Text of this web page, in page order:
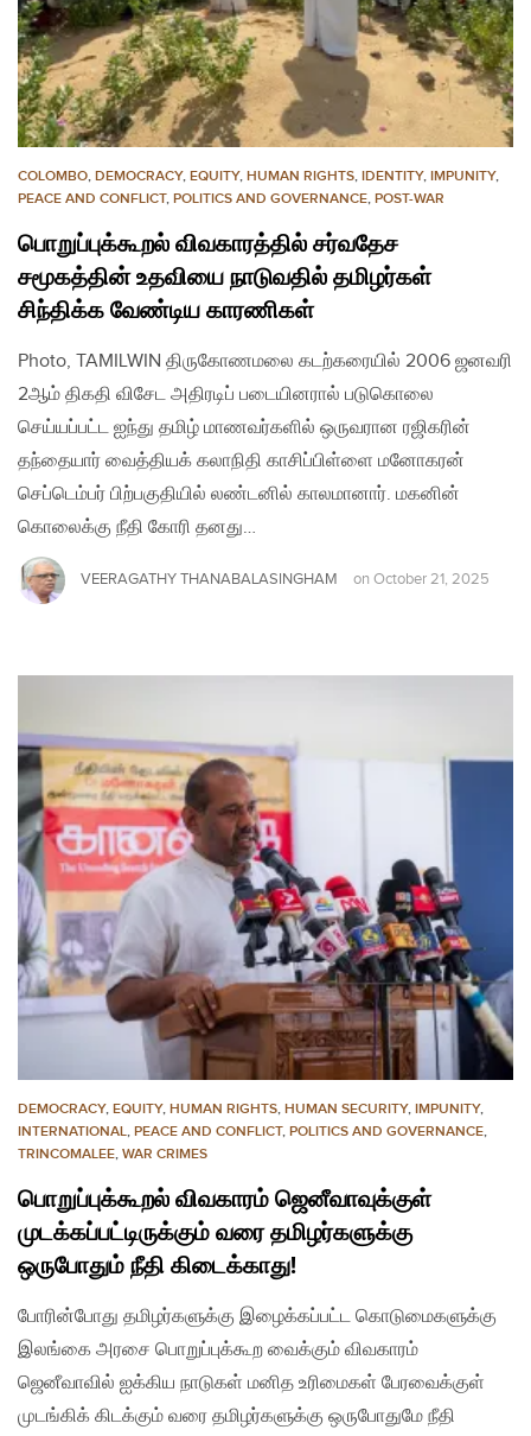
COLOMBO, DEMOCRACY, EQUITY, HUMAN RIGHTS, IDENTITY, IMPUNITY,
PEACE AND CONFLICT, POLITICS AND GOVERNANCE, POST-WAR
பொறுப்புக்கூறல் விவகாரத்தில் சர்வதேச
சமூகத்தின் உதவியை நாடுவதில் தமிழர்கள்
சிந்திக்க வேண்டிய காரணிகள்
Photo, TAMILWIN திருகோணமலை கடற்கரையில் 2006 ஜனவரி
2ஆம் திகதி விசேட அதிரடிப் படையினரால் படுகொலை
செய்யப்பட்ட ஐந்து தமிழ் மாணவர்களில் ஒருவரான ரஜிகரின்
தந்தையார் வைத்தியக் கலாநிதி காசிப்பிள்ளை மனோகரன்
செப்டெம்பர் பிற்பகுதியில் லண்டனில் காலமானார். மகனின்
கொலைக்கு நீதி கோரி தனது…
VEERAGATHY THANABALASINGHAM on October 21, 2025
DEMOCRACY, EQUITY, HUMAN RIGHTS, HUMAN SECURITY, IMPUNITY,
INTERNATIONAL, PEACE AND CONFLICT, POLITICS AND GOVERNANCE,
TRINCOMALEE, WAR CRIMES
பொறுப்புக்கூறல் விவகாரம் ஜெனீவாவுக்குள்
முடக்கப்பட்டிருக்கும் வரை தமிழர்களுக்கு
ஒருபோதும் நீதி கிடைக்காது!
போரின்போது தமிழர்களுக்கு இழைக்கப்பட்ட கொடுமைகளுக்கு
இலங்கை அரசை பொறுப்புக்கூற வைக்கும் விவகாரம்
ஜெனீவாவில் ஐக்கிய நாடுகள் மனித உரிமைகள் பேரவைக்குள்
முடங்கிக் கிடக்கும் வரை தமிழர்களுக்கு ஒருபோதுமே நீதி